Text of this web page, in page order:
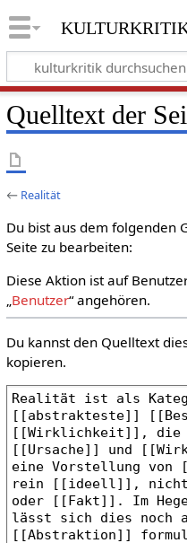
Quelltext der
← Realität
Du bist aus dem folgenden
Seite zu bearbeiten:
Diese Aktion ist auf
„Benutzer“ angehören.
Du kannst den Quelltext
kopieren.